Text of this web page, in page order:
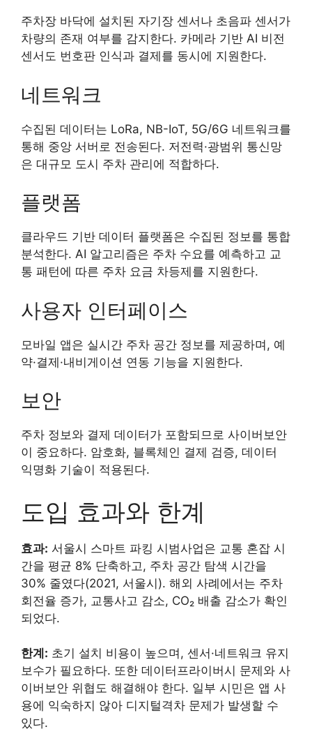
주차장 바닥에 설치된 자기장 센서나 초음파 센서가
차량의 존재 여부를 감지한다. 카메라 기반 AI 비전
센서도 번호판 인식과 결제를 동시에 지원한다.
네트워크
수집된 데이터는 LoRa, NB-IoT, 5G/6G 네트워크를
통해 중앙 서버로 전송된다. 저전력·광범위 통신망
은 대규모 도시 주차 관리에 적합하다.
플랫폼
클라우드 기반 데이터 플랫폼은 수집된 정보를 통합
분석한다. AI 알고리즘은 주차 수요를 예측하고 교
통 패턴에 따른 주차 요금 차등제를 지원한다.
사용자 인터페이스
모바일 앱은 실시간 주차 공간 정보를 제공하며, 예
약·결제·내비게이션 연동 기능을 지원한다.
보안
주차 정보와 결제 데이터가 포함되므로 사이버보안
이 중요하다. 암호화, 블록체인 결제 검증, 데이터
익명화 기술이 적용된다.
도입 효과와 한계
효과: 서울시 스마트 파킹 시범사업은 교통 혼잡 시
간을 평균 8% 단축하고, 주차 공간 탐색 시간을
30% 줄였다(2021, 서울시). 해외 사례에서는 주차
회전율 증가, 교통사고 감소, CO₂ 배출 감소가 확인
되었다.
한계: 초기 설치 비용이 높으며, 센서·네트워크 유지
보수가 필요하다. 또한 데이터프라이버시 문제와 사
이버보안 위협도 해결해야 한다. 일부 시민은 앱 사
용에 익숙하지 않아 디지털격차 문제가 발생할 수
있다.